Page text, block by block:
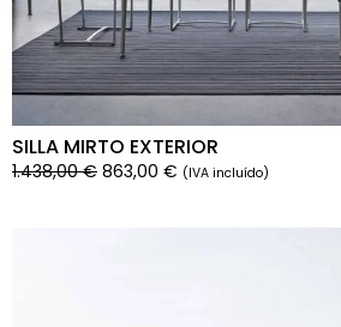
SILLA MIRTO EXTERIOR
1.438,00€ 863,00 € (IVA incluído)